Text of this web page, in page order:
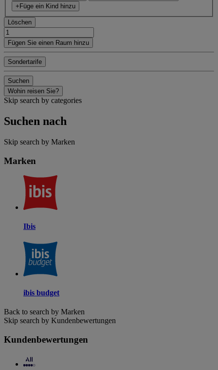
+Füge ein Kind hinzu
Löschen
Fügen Sie einen Raum hinzu
Sondertarife
Suchen
Wohin reisen Sie?
Skip search by categories
Suchen nach
Skip search by Marken
Marken
Ibis
ibis budget
Back to search by Marken
Skip search by Kundenbewertungen
Kundenbewertungen